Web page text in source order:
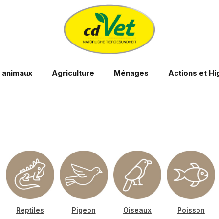
Agriculture Ménages Actions et
Reptiles Pigeon Oiseaux Poisson